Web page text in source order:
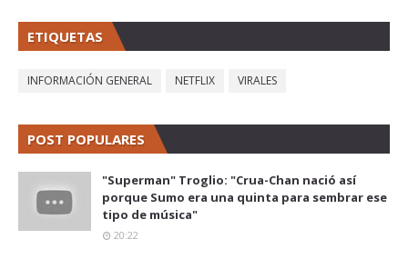
ETIQUETAS
INFORMACIÓN GENERAL NETFLIX VIRALES
POST POPULARES
"Superman" Troglio: "Crua-Chan nació así
porque Sumo era una quinta para sembrar ese
tipo de música"
20:22